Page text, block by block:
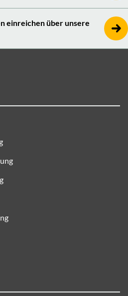
einreichen über unsere